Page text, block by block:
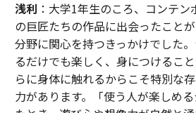
浅利 ：大学1年生のころ、コンテン
の巨匠たちの作品に出会ったこと
分野に関心を持つきっかけでした
るだけでも楽しく、身につけるこ
らに身体に触れるからこそ特別な
力があります。「使う人が楽しめ